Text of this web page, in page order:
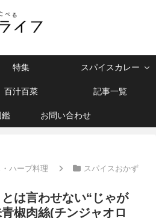
特集 スパイスカレー
百汁百菜 記事一覧
鑑 お問い合わせ
ハーブ料理 スパイスおかず
は言わせない“じゃが
椒肉絲(チンジャオロ